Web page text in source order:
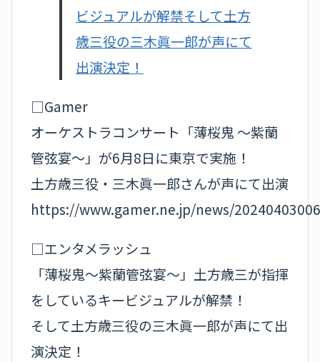
ビジュアルが解禁そして土方
歳三役の三木眞一郎が声にて
出演決定！
□Gamer
オーケストラコンサート「薄桜鬼 ～紫蘭
管弦宴～」が6月8日に東京で実施！
土方歳三役・三木眞一郎さんが声にて出演
https://www.gamer.ne.jp/news/
□エンタメラッシュ
「薄桜鬼～紫蘭管弦宴～」土方歳三が指揮
をしているキービジュアルが解禁！
そして土方歳三役の三木眞一郎が声にて出
演決定！